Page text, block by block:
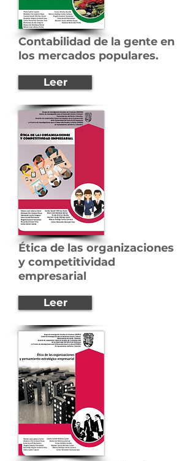
Contabilidad de la gente en
los mercados populares.
Leer
Ética de las organizaciones
y competitividad
empresarial
Leer